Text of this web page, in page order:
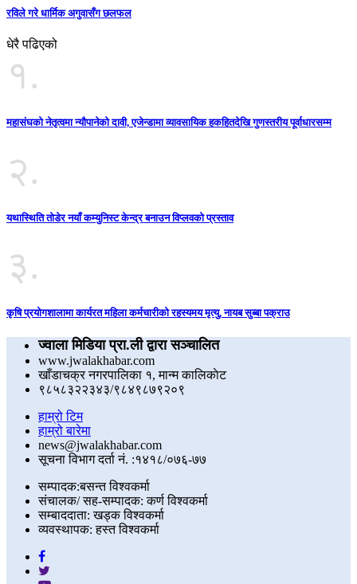
रविले गरे धार्मिक अगुवासँग छलफल
धेरै पढिएको
१.
महासंघको नेतृत्वमा न्यौपानेको दावी, एजेन्डामा व्यावसायिक हकहितदेखि गुणस्तरीय पूर्वाधारसम्म
२.
यथास्थिति तोडेर नयाँ कम्युनिस्ट केन्द्र बनाउन विप्लवको प्रस्ताव
३.
कृषि प्रयोगशालामा कार्यरत महिला कर्मचारीको रहस्यमय मृत्यु, नायब सुब्बा पक्राउ
ज्वाला मिडिया प्रा.ली द्वारा सञ्चालित
www.jwalakhabar.com
खाँडाचक्र नगरपालिका १, मान्म कालिकाेट
९८५८३२२३४३/९८४९८७९२०९
हाम्रो टिम
हाम्रो बारेमा
news@jwalakhabar.com
सूचना विभाग दर्ता नं. :१४१८/०७६-७७
सम्पादक:बसन्त विश्वकर्मा
संचालक/ सह-सम्पादक: कर्ण विश्वकर्मा
सम्बाददाता: खड्क विश्वकर्मा
व्यवस्थापक: हस्त विश्वकर्मा